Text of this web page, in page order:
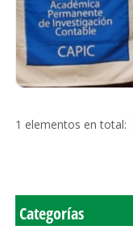
1 elementos en total:
Categorías